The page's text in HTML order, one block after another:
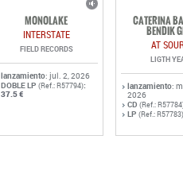
MONOLAKE
INTERSTATE
FIELD RECORDS
lanzamiento: jul. 2, 2026
DOBLE LP (Ref.: R57794):
37.5 €
CATERINA
BENDIK
AT
LIGTH
lanzamiento:
2026
CD (Ref.:
LP (Ref.: R57783)